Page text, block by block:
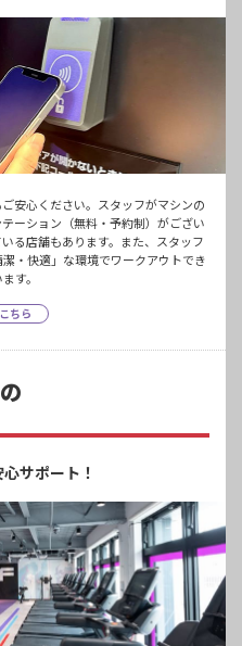
安心ください。スタッフがマシンの
ーション（無料・予約制）がござい
る店舗もあります。また、スタッフ
・快適」な環境でワークアウトでき
す。
ちら
サポート！